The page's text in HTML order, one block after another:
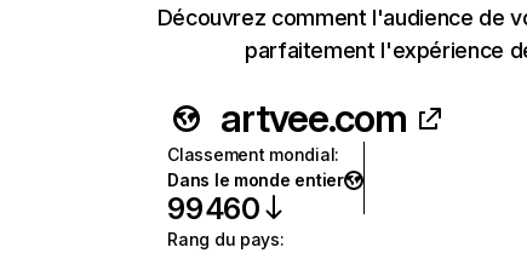
Découvrez comment l'audience de
parfaitement l'expérience
artvee.com
Classement mondial:
Dans le monde entier
99 460
Rang du pays: